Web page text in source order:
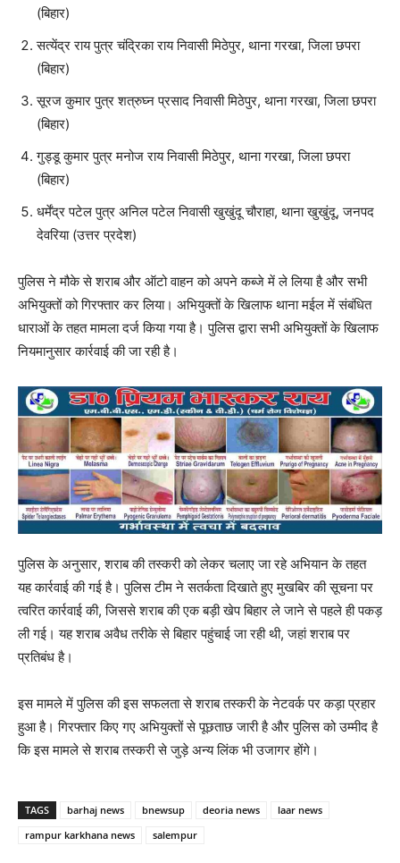
(बिहार)
सत्येंद्र राय पुत्र चंद्रिका राय निवासी मिठेपुर, थाना गरखा, जिला छपरा
(बिहार)
सूरज कुमार पुत्र शत्रुघ्न प्रसाद निवासी मिठेपुर, थाना गरखा, जिला छपरा
(बिहार)
गुड्डू कुमार पुत्र मनोज राय निवासी मिठेपुर, थाना गरखा, जिला छपरा
(बिहार)
धर्मेंद्र पटेल पुत्र अनिल पटेल निवासी खुखुंदू चौराहा, थाना खुखुंदू, जनपद
देवरिया (उत्तर प्रदेश)
पुलिस ने मौके से शराब और ऑटो वाहन को अपने कब्जे में ले लिया है और सभी
अभियुक्तों को गिरफ्तार कर लिया। अभियुक्तों के खिलाफ थाना मईल में संबंधित
धाराओं के तहत मामला दर्ज किया गया है। पुलिस द्वारा सभी अभियुक्तों के खिलाफ
नियमानुसार कार्रवाई की जा रही है।
पुलिस के अनुसार, शराब की तस्करी को लेकर चलाए जा रहे अभियान के तहत
यह कार्रवाई की गई है। पुलिस टीम ने सतर्कता दिखाते हुए मुखबिर की सूचना पर
त्वरित कार्रवाई की, जिससे शराब की एक बड़ी खेप बिहार ले जाने से पहले ही पकड़
ली गई। यह शराब अवैध तरीके से बिहार पहुंचाई जा रही थी, जहां शराब पर
प्रतिबंध है।
इस मामले में पुलिस की इस सफलता से शराब तस्करी के नेटवर्क पर कड़ा प्रहार
हुआ है। गिरफ्तार किए गए अभियुक्तों से पूछताछ जारी है और पुलिस को उम्मीद है
कि इस मामले से शराब तस्करी से जुड़े अन्य लिंक भी उजागर होंगे।
TAGS barhaj news bnewsup deoria news
laar news
rampur karkhana news
salempur